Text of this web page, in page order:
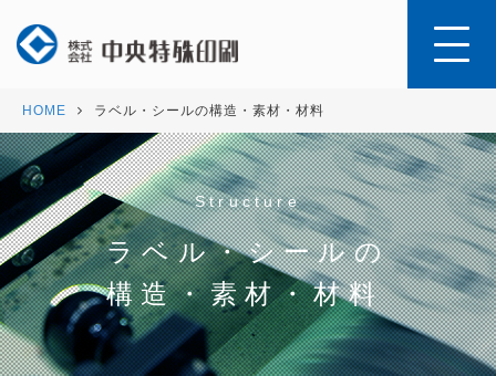
HOME ラベル・シールの構造・素材・材料
Structure
ラベル・シールの
構造・素材・材料